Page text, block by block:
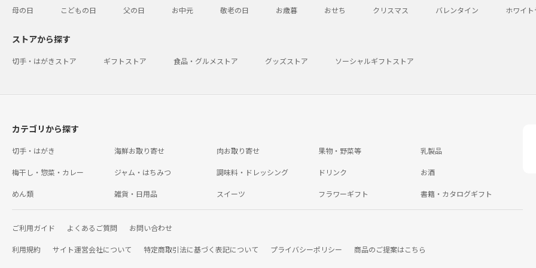
母の日 こどもの日 父の日 お中元 敬老の日 お歳暮 おせち クリスマス バレンタイン ホワイ
ストアから探す
切手・はがきストア ギフトストア 食品・グルメストア グッズストア ソーシャルギフトストア
カテゴリから探す
切手・はがき 海鮮お取り寄せ 肉お取り寄せ 果物・野菜等 乳製品
梅干し・惣菜・カレー ジャム・はちみつ 調味料・ドレッシング ドリンク お酒
めん類 雑貨・日用品 スイーツ フラワーギフト 書籍・カタログギフト
ご利用ガイド よくあるご質問 お問い合わせ
利用規約 サイト運営会社について 特定商取引法に基づく表記について プライバシーポリシー 商品のご提案はこちら